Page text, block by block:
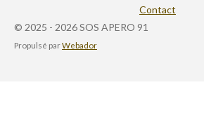
Contact
© 2025 - 2026 SOS APERO 91
Propulsé parWebador